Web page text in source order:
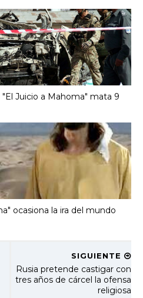
Juicio a Mahoma" mata 9
ocasiona la ira del mundo
SIGUIENTE
Rusia pretende castigar con
tres años de cárcel la ofensa
religiosa